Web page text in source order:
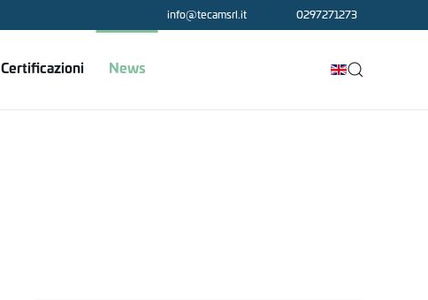
info@tecamsrl.it 0297271273
Certificazioni News